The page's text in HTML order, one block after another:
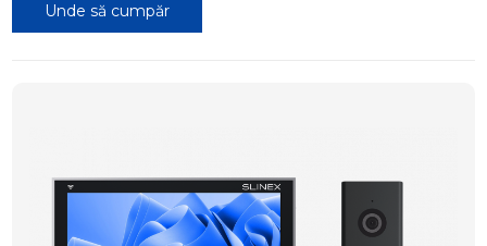
Unde să cumpăr